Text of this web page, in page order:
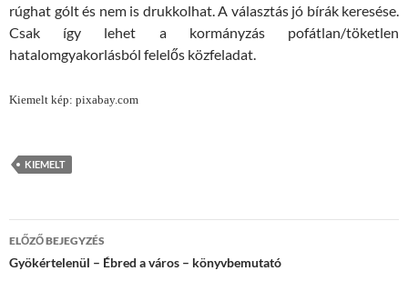
rúghat gólt és nem is drukkolhat. A választás jó bírák keresése.
Csak így lehet a kormányzás pofátlan/töketlen
hatalomgyakorlásból felelős közfeladat.
Kiemelt kép: pixabay.com
KIEMELT
Bejegyzések
navigációja
ELŐZŐ BEJEGYZÉS
Gyökértelenül – Ébred a város – könyvbemutató